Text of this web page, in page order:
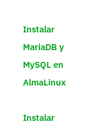
Instalar
MariaDB y
MySQL en
AlmaLinux
Instalar